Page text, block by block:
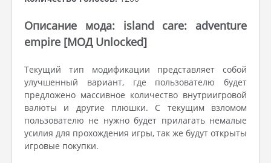
Описание мода: island care: adventure
empire [МОД Unlocked]
Текущий тип модификации представляет собой
улучшенный вариант, где пользователю будет
предложено массивное количество внутриигровой
валюты и другие плюшки. С текущим взломом
пользователю не нужно будет прилагать немалые
усилия для прохождения игры, так же будут открыты
игровые покупки.